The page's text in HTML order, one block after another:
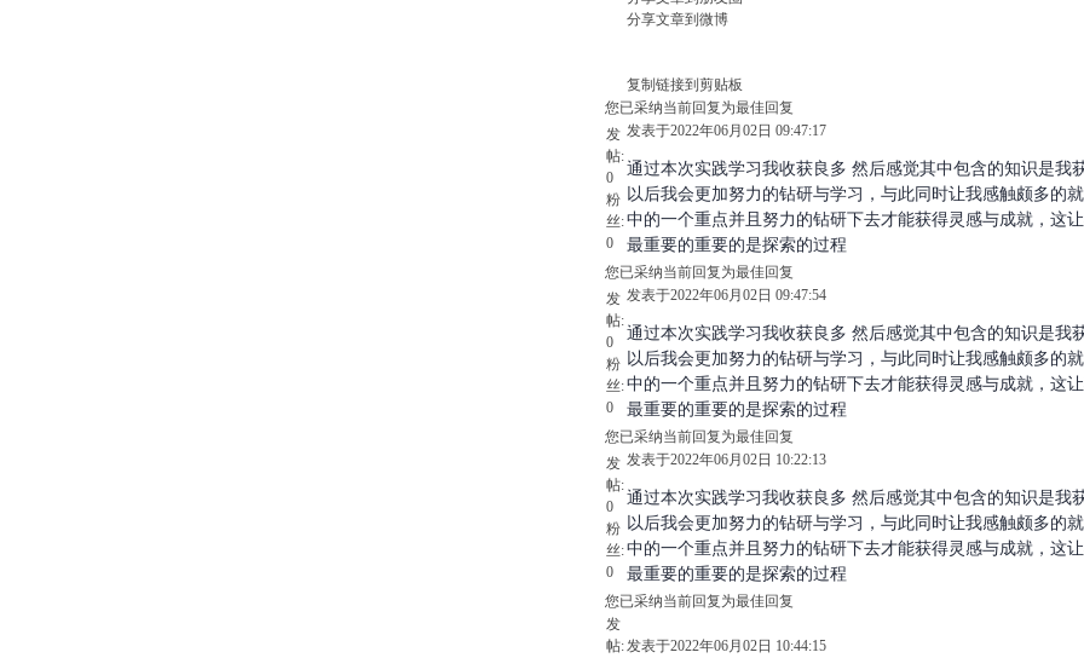
分享文章到微博
复制链接到剪贴板
您已采纳当前回复为最佳回复
发
帖:
0
粉
丝:
0
发表于2022年06月02日 09:47:17
通过本次实践学习我收获良多 然后感觉其中包含的知识是我
以后我会更加努力的钻研与学习，与此同时让我感触颇多的
中的一个重点并且努力的钻研下去才能获得灵感与成就，这
最重要的重要的是探索的过程
您已采纳当前回复为最佳回复
发
帖:
0
粉
丝:
0
发表于2022年06月02日 09:47:54
通过本次实践学习我收获良多 然后感觉其中包含的知识是我
以后我会更加努力的钻研与学习，与此同时让我感触颇多的
中的一个重点并且努力的钻研下去才能获得灵感与成就，这
最重要的重要的是探索的过程
您已采纳当前回复为最佳回复
发
帖:
0
粉
丝:
0
发表于2022年06月02日 10:22:13
通过本次实践学习我收获良多 然后感觉其中包含的知识是我
以后我会更加努力的钻研与学习，与此同时让我感触颇多的
中的一个重点并且努力的钻研下去才能获得灵感与成就，这
最重要的重要的是探索的过程
您已采纳当前回复为最佳回复
发
帖:发表于2022年06月02日 10:44:15